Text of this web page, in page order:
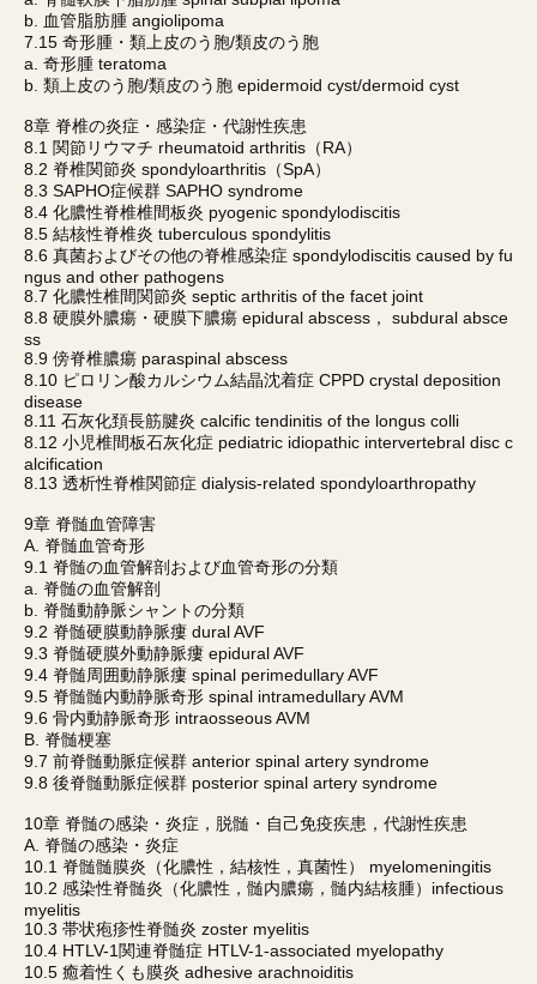
b. 血管脂肪腫 angiolipoma
7.15 奇形腫・類上皮のう胞/類皮のう胞
a. 奇形腫 teratoma
b. 類上皮のう胞/類皮のう胞 epidermoid cyst/dermoid cyst
8章 脊椎の炎症・感染症・代謝性疾患
8.1 関節リウマチ rheumatoid arthritis（RA）
8.2 脊椎関節炎 spondyloarthritis（SpA）
8.3 SAPHO症候群 SAPHO syndrome
8.4 化膿性脊椎椎間板炎 pyogenic spondylodiscitis
8.5 結核性脊椎炎 tuberculous spondylitis
8.6 真菌およびその他の脊椎感染症 spondylodiscitis caused by fu
ngus and other pathogens
8.7 化膿性椎間関節炎 septic arthritis of the facet joint
8.8 硬膜外膿瘍・硬膜下膿瘍 epidural abscess， subdural absce
ss
8.9 傍脊椎膿瘍 paraspinal abscess
8.10 ピロリン酸カルシウム結晶沈着症 CPPD crystal deposition
disease
8.11 石灰化頚長筋腱炎 calcific tendinitis of the longus colli
8.12 小児椎間板石灰化症 pediatric idiopathic intervertebral disc c
alcification
8.13 透析性脊椎関節症 dialysis-related spondyloarthropathy
9章 脊髄血管障害
A. 脊髄血管奇形
9.1 脊髄の血管解剖および血管奇形の分類
a. 脊髄の血管解剖
b. 脊髄動静脈シャントの分類
9.2 脊髄硬膜動静脈瘻 dural AVF
9.3 脊髄硬膜外動静脈瘻 epidural AVF
9.4 脊髄周囲動静脈瘻 spinal perimedullary AVF
9.5 脊髄髄内動静脈奇形 spinal intramedullary AVM
9.6 骨内動静脈奇形 intraosseous AVM
B. 脊髄梗塞
9.7 前脊髄動脈症候群 anterior spinal artery syndrome
9.8 後脊髄動脈症候群 posterior spinal artery syndrome
10章 脊髄の感染・炎症，脱髄・自己免疫疾患，代謝性疾患
A. 脊髄の感染・炎症
10.1 脊髄髄膜炎（化膿性，結核性，真菌性） myelomeningitis
10.2 感染性脊髄炎（化膿性，髄内膿瘍，髄内結核腫）infectious
myelitis
10.3 帯状疱疹性脊髄炎 zoster myelitis
10.4 HTLV-1関連脊髄症 HTLV-1-associated myelopathy
10.5 癒着性くも膜炎 adhesive arachnoiditis